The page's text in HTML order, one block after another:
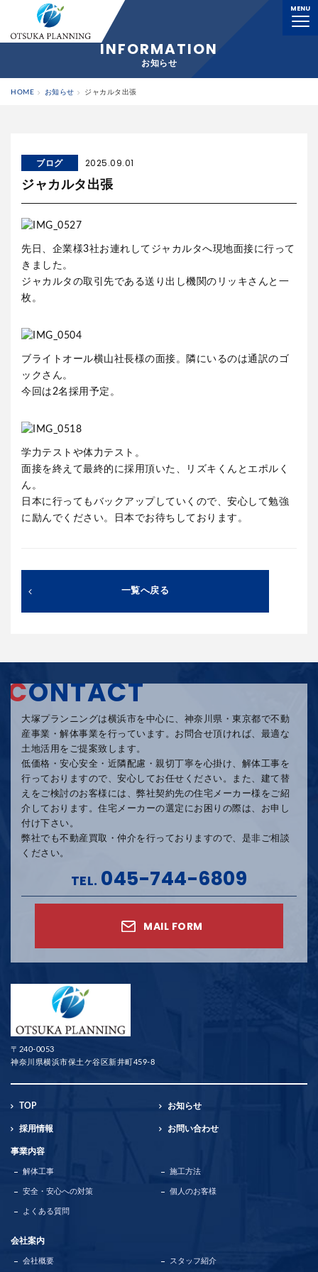
MENU
横浜の解体工事業者｜大塚プランニング株式会社
INFORMATION
お知らせ
HOME お知らせ ジャカルタ出張
ブログ 2025.09.01
ジャカルタ出張
先日、企業様3社お連れしてジャカルタへ現地面接に行って
きました。
ジャカルタの取引先である送り出し機関のリッキさんと一
枚。
ブライトオール横山社長様の面接。隣にいるのは通訳のゴ
ックさん。
今回は2名採用予定。
学力テストや体力テスト。
面接を終えて最終的に採用頂いた、リズキくんとエポルく
ん。
日本に行ってもバックアップしていくので、安心して勉強
に励んでください。日本でお待ちしております。
一覧へ戻る
CONTACT
大塚プランニングは横浜市を中心に、神奈川県・東京都で不動
産事業・解体事業を行っています。 お問合せ頂ければ、最適な
土地活用をご提案致します。
低価格・安心安全・近隣配慮・親切丁寧を心掛け、 解体工事を
行っておりますので、安心してお任せください。
また、建て替
えをご検討のお客様には、弊社契約先の住宅メーカー様をご紹
介しております。 住宅メーカーの選定にお困りの際は、お申し
付け下さい。
弊社でも不動産買取・仲介を行っておりますので、是非ご相談
ください。
TEL. 045-744-6809
MAIL FORM
〒240-0053
神奈川県横浜市保土ケ谷区新井町459-8
TOP お知らせ
採用情報 お問い合わせ
事業内容
解体工事 施工方法
安全・安心への対策 個人のお客様
よくある質問
会社案内
会社概要 スタッフ紹介